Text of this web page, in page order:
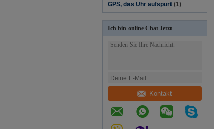
GPS, das Uhr aufspürt (1)
Ich bin online Chat Jetzt
Kontakt